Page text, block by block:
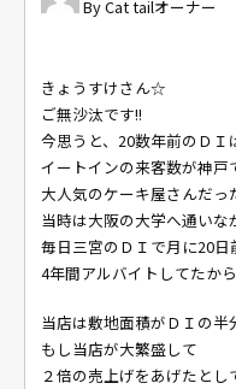
Cat tailオーナー
きょうすけさん☆
ご無沙汰です!!
今思うと、20数年前のＤＩ
イートインの来客数が神戸
大人気のケーキ屋さんだっ
当時は大阪の大学へ通いな
毎日三宮のＤＩで月に20日
4年間アルバイトしてたか
当店は敷地面積がＤＩの半
もし当店が大繁盛して
２倍の売上げをあげたとし